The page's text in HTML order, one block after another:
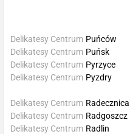
Delikatesy Centrum Puńców
Delikatesy Centrum Puńsk
Delikatesy Centrum Pyrzyce
Delikatesy Centrum Pyzdry
Delikatesy Centrum Radecznica
Delikatesy Centrum Radgoszcz
Delikatesy Centrum Radlin